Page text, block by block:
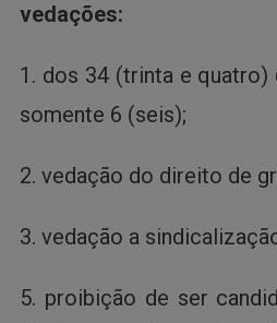
vedações:
1. dos 34 (trinta e
somente 6 (seis);
2. vedação do direito de
3. vedação a
5. proibição de ser